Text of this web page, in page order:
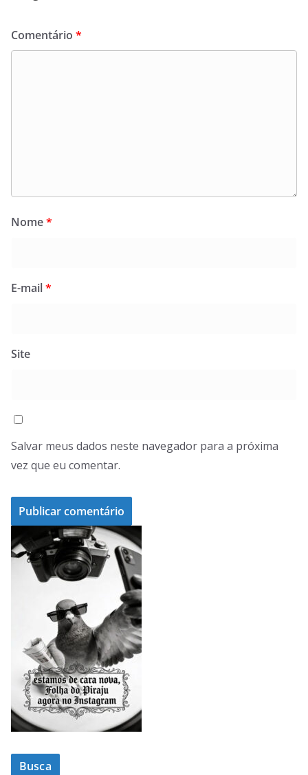
Comentário *
Nome*
E-mail*
Site
Salvar meus dados neste navegador para a próxima
vez que eu comentar.
Busca